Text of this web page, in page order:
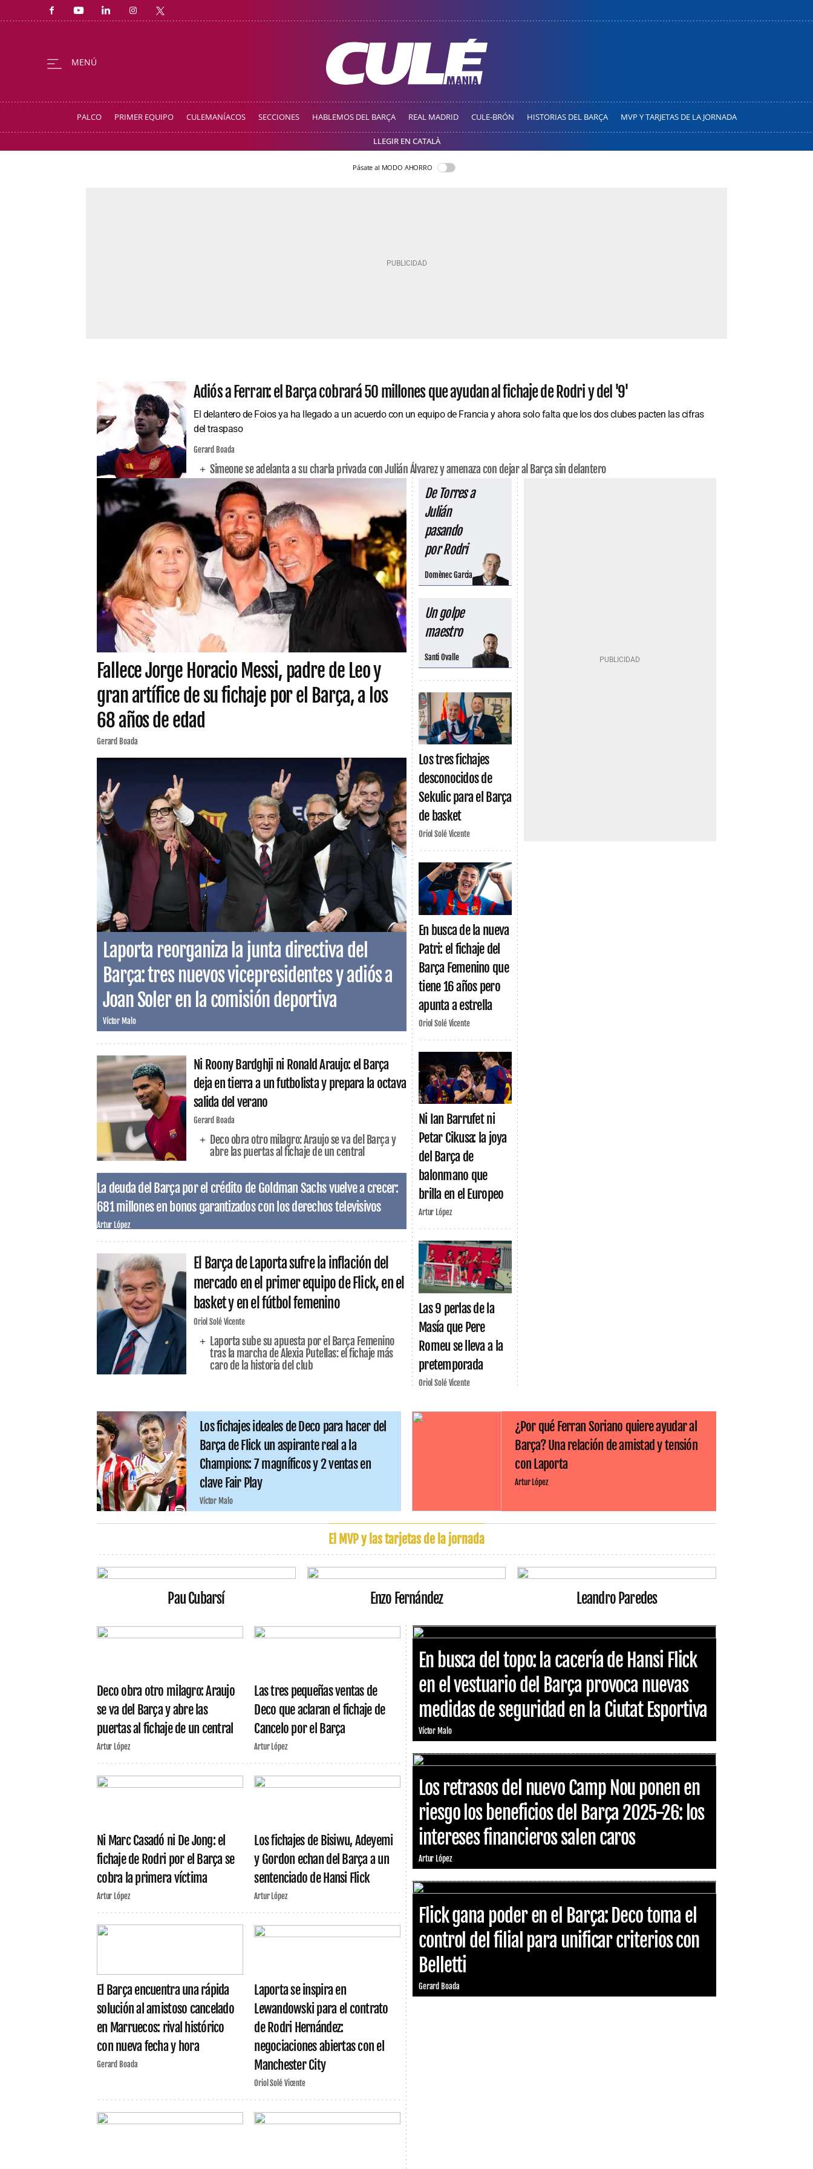
PALCO PRIMER EQUIPO CULEMANÍACOS SECCIONES HABLEMOS DEL BARÇA REAL MADRID CULE-BRÓN HISTORIAS DEL BARÇA MVP Y TARJETAS DE LA JORNADA
LLEGIR EN CATALÀ
Pásate al MODO AHORRO
Adiós a Ferran: el Barça cobrará 50 millones que ayudan al fichaje de Rodri y del '9'
El delantero de Foios ya ha llegado a un acuerdo con un equipo de Francia y ahora solo falta que los dos clubes pacten las cifras
del traspaso
Gerard Boada
Simeone se adelanta a su charla privada con Julián Álvarez y amenaza con dejar al Barça sin delantero
Fallece Jorge Horacio Messi, padre de Leo y
gran artífice de su fichaje por el Barça, a los
68 años de edad
Gerard Boada
Laporta reorganiza la junta directiva del
Barça: tres nuevos vicepresidentes y adiós a
Joan Soler en la comisión deportiva
Víctor Malo
Ni Roony Bardghji ni Ronald Araujo: el Barça
deja en tierra a un futbolista y prepara la octava
salida del verano
Gerard Boada
Deco obra otro milagro: Araujo se va del Barça y
abre las puertas al fichaje de un central
La deuda del Barça por el crédito de Goldman Sachs vuelve a crecer:
681 millones en bonos garantizados con los derechos televisivos
Artur López
El Barça de Laporta sufre la inflación del
mercado en el primer equipo de Flick, en el
basket y en el fútbol femenino
Oriol Solé Vicente
Laporta sube su apuesta por el Barça Femenino
tras la marcha de Alexia Putellas: el fichaje más
caro de la historia del club
De Torres a
Julián
pasando
por Rodri
Domènec Garcia
Un golpe
maestro
Santi Ovalle
Los tres fichajes
desconocidos de
Sekulic para el Barça
de basket
Oriol Solé Vicente
En busca de la nueva
Patri: el fichaje del
Barça Femenino que
tiene 16 años pero
apunta a estrella
Oriol Solé Vicente
Ni Ian Barrufet ni
Petar Cikusa: la joya
del Barça de
balonmano que
brilla en el Europeo
Artur López
Las 9 perlas de la
Masía que Pere
Romeu se lleva a la
pretemporada
Oriol Solé Vicente
Los fichajes ideales de Deco para hacer del
Barça de Flick un aspirante real a la
Champions: 7 magníficos y 2 ventas en
clave Fair Play
Víctor Malo
¿Por qué Ferran Soriano quiere ayudar al
Barça? Una relación de amistad y tensión
con Laporta
Artur López
El MVP y las tarjetas de la jornada
Pau Cubarsí Enzo Fernández Leandro Paredes
Deco obra otro milagro: Araujo
se va del Barça y abre las
puertas al fichaje de un central
Artur López
Las tres pequeñas ventas de
Deco que aclaran el fichaje de
Cancelo por el Barça
Artur López
Ni Marc Casadó ni De Jong: el
fichaje de Rodri por el Barça se
cobra la primera víctima
Artur López
Los fichajes de Bisiwu, Adeyemi
y Gordon echan del Barça a un
sentenciado de Hansi Flick
Artur López
El Barça encuentra una rápida
solución al amistoso cancelado
en Marruecos: rival histórico
con nueva fecha y hora
Gerard Boada
Laporta se inspira en
Lewandowski para el contrato
de Rodri Hernández:
negociaciones abiertas con el
Manchester City
Oriol Solé Vicente
En busca del topo: la cacería de Hansi Flick
en el vestuario del Barça provoca nuevas
medidas de seguridad en la Ciutat Esportiva
Víctor Malo
Los retrasos del nuevo Camp Nou ponen en
riesgo los beneficios del Barça 2025-26: los
intereses financieros salen caros
Artur López
Flick gana poder en el Barça: Deco toma el
control del filial para unificar criterios con
Belletti
Gerard Boada